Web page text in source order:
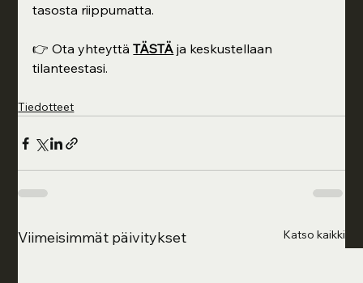
tasosta riippumatta.
👉 Ota yhteyttä TÄSTÄ ja keskustellaan
tilanteestasi.
Tiedotteet
Viimeisimmät päivitykset Katso kaikki